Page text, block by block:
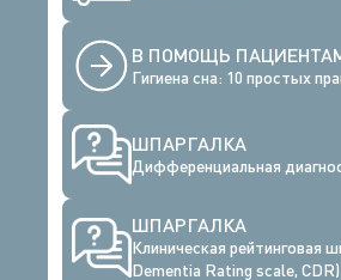
В ПОМОЩЬ
Гигиена сна: 10 простых
ШПАРГАЛКА
Дифференциальная
ШПАРГАЛКА
Клиническая рейтинговая
Dementia Rating scale, CDR)